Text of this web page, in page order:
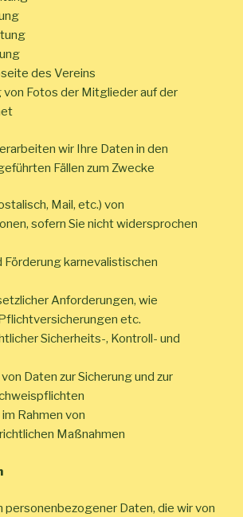
des Vereins
Fotos der Mitglieder auf der
wir Ihre Daten in den
Fällen zum Zwecke
Mail, etc.) von
sofern Sie nicht widersprochen
Förderung karnevalistischen
Anforderungen, wie
etc.
Sicherheits-, Kontroll- und
Daten zur Sicherung und zur
Rahmen von
Maßnahmen
Daten, die wir von